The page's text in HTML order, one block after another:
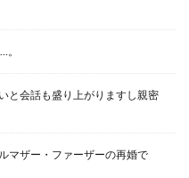
と会話も盛り上がりますし親密
マザー・ファーザーの再婚で